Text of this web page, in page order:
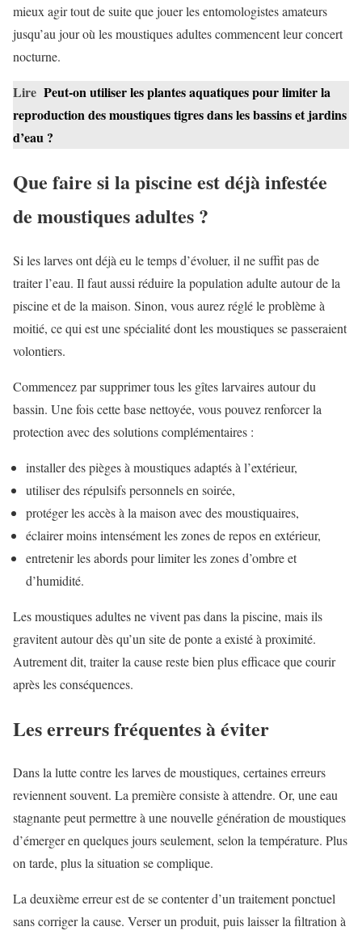
mieux agir tout de suite que jouer les entomologistes amateurs
jusqu’au jour où les moustiques adultes commencent leur concert
nocturne.
Lire Peut-on utiliser les plantes aquatiques pour limiter la
reproduction des moustiques tigres dans les bassins et jardins
d’eau ?
Que faire si la piscine est déjà infestée
de moustiques adultes ?
Si les larves ont déjà eu le temps d’évoluer, il ne suffit pas de
traiter l’eau. Il faut aussi réduire la population adulte autour de la
piscine et de la maison. Sinon, vous aurez réglé le problème à
moitié, ce qui est une spécialité dont les moustiques se passeraient
volontiers.
Commencez par supprimer tous les gîtes larvaires autour du
bassin. Une fois cette base nettoyée, vous pouvez renforcer la
protection avec des solutions complémentaires :
installer des pièges à moustiques adaptés à l’extérieur,
utiliser des répulsifs personnels en soirée,
protéger les accès à la maison avec des moustiquaires,
éclairer moins intensément les zones de repos en extérieur,
entretenir les abords pour limiter les zones d’ombre et
d’humidité.
Les moustiques adultes ne vivent pas dans la piscine, mais ils
gravitent autour dès qu’un site de ponte a existé à proximité.
Autrement dit, traiter la cause reste bien plus efficace que courir
après les conséquences.
Les erreurs fréquentes à éviter
Dans la lutte contre les larves de moustiques, certaines erreurs
reviennent souvent. La première consiste à attendre. Or, une eau
stagnante peut permettre à une nouvelle génération de moustiques
d’émerger en quelques jours seulement, selon la température. Plus
on tarde, plus la situation se complique.
La deuxième erreur est de se contenter d’un traitement ponctuel
sans corriger la cause. Verser un produit, puis laisser la filtration à